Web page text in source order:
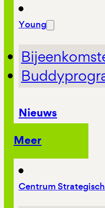
Young
Nieuws
Meer
Centrum